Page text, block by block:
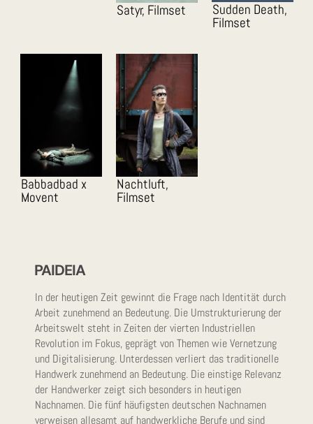
Satyr, Filmset Sudden Death,
Filmset
Babbadbad x
Movent
Nachtluft,
Filmset
PAIDEIA
In der heutigen Zeit gewinnt die Frage nach Identität durch
Arbeit zunehmend an Bedeutung. Die Umstrukturierung der
Arbeitswelt steht in Zeiten der vierten Industriellen
Revolution im Fokus, geprägt von Themen wie Vernetzung
und Digitalisierung. Unterdessen verliert das traditionelle
Handwerk zunehmend an Bedeutung. Die einstige Relevanz
der Handwerker zeigt sich besonders in heutigen
Nachnamen. Die fünf häufigsten deutschen Nachnamen
verweisen allesamt auf handwerkliche Berufe und sind